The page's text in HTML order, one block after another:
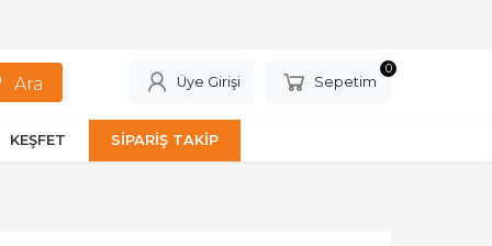
Üye Girişi Sepetim
0
KEŞFET SİPARİŞ TAKİP